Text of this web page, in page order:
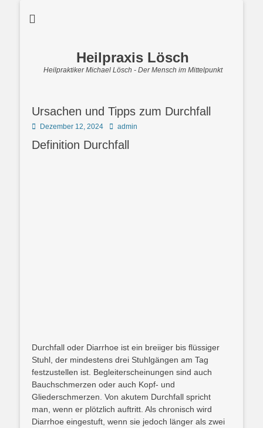
Heilpraxis Lösch
Heilpraktiker Michael Lösch - Der Mensch im Mittelpunkt
Ursachen und Tipps zum Durchfall
Posted
Dezember 12, 2024 Autoradmin
Definition Durchfall
Durchfall oder Diarrhoe ist ein breiiger bis flüssiger
Stuhl, der mindestens drei Stuhlgängen am Tag
festzustellen ist. Begleiterscheinungen sind auch
Bauchschmerzen oder auch Kopf- und
Gliederschmerzen. Von akutem Durchfall spricht
man, wenn er plötzlich auftritt. Als chronisch wird
Diarrhoe eingestuft, wenn sie jedoch länger als zwei